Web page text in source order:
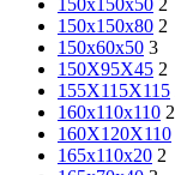
150x150x80 2
150x60x50 3
150X95X45 2
155X115X115
160x110x110 2
160X120X110
165x110x20 2